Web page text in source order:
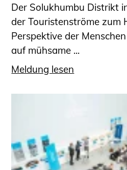
Der Solukhumbu Distrikt
der Touristenströme zum
Perspektive der
auf mühsame ...
Meldung lesen